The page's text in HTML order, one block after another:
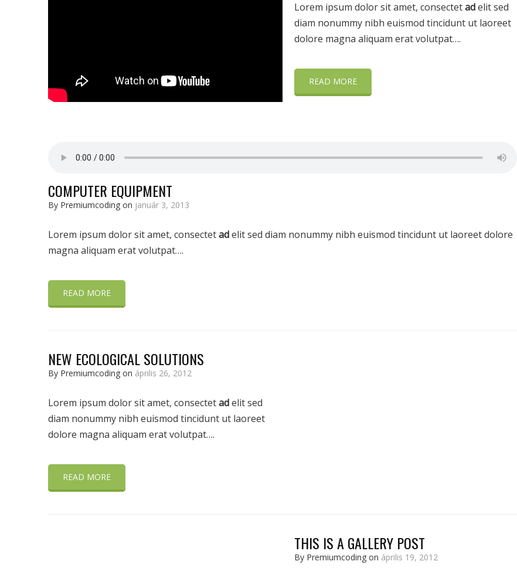
Lorem ipsum dolor sit amet, consectetadelit sed
diam nonummy nibh euismod tincidunt ut laoreet
dolore magna aliquam erat volutpat….
READ MORE
COMPUTER EQUIPMENT
By Premiumcoding on január 3, 2013
Lorem ipsum dolor sit amet, consectetadelit sed diam nonummy nibh euismod tincidunt ut laoreet dolore
magna aliquam erat volutpat….
READ MORE
NEW ECOLOGICAL SOLUTIONS
By Premiumcoding on április 26, 2012
Lorem ipsum dolor sit amet, consectetadelit sed
diam nonummy nibh euismod tincidunt ut laoreet
dolore magna aliquam erat volutpat….
READ MORE
THIS IS A GALLERY POST
By Premiumcoding on április 19, 2012